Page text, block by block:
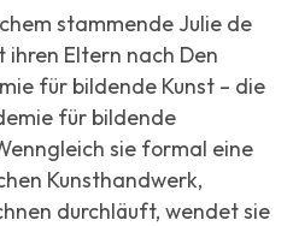
stammende Julie de
Eltern nach Den
für bildende Kunst – die
für bildende
sie formal eine
Kunsthandwerk,
durchläuft, wendet sie